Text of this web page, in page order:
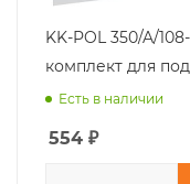
KK-POL 350/A/108-00-00
комплект для
Есть в наличии
554 ₽